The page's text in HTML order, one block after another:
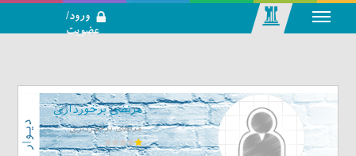
تحلیلی بازار
سرمایه
ورود/
عضویت
مرتضی برخورداری
مرتضی برخورداری